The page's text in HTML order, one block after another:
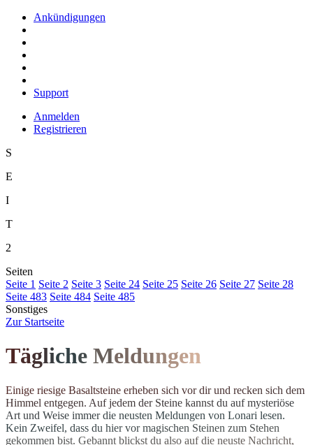
Ankündigungen
Support
Anmelden
Registrieren
S
E
I
T
2
Seiten
Seite 1 Seite 2 Seite 3 Seite 24 Seite 25 Seite 26 Seite 27 Seite 28
Seite 483 Seite 484 Seite 485
Sonstiges
Zur Startseite
Tägliche Meldungen
Einige riesige Basaltsteine erheben sich vor dir und recken sich dem
Himmel entgegen. Auf jedem der Steine kannst du auf mysteriöse
Art und Weise immer die neusten Meldungen von Lonari lesen.
Kein Zweifel, dass du hier vor magischen Steinen zum Stehen
gekommen bist. Gebannt blickst du also auf die neuste Nachricht,